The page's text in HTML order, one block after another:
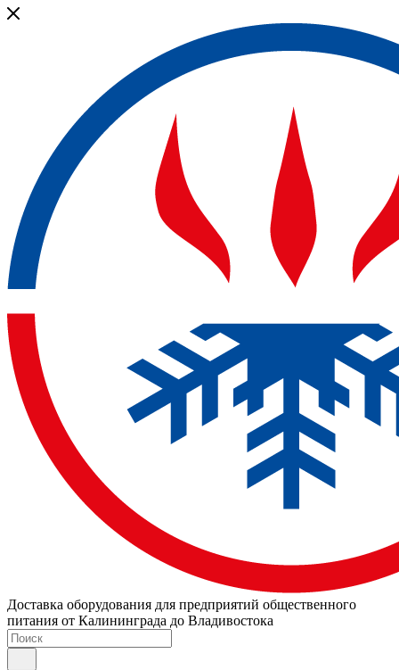
Доставка оборудования для предприятий общественного
питания от Калининграда до Владивостока